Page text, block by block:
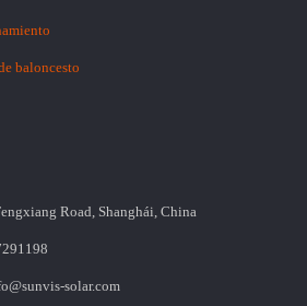
baloncesto
Road, Shanghái, China
solar.com